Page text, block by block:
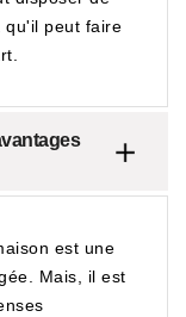
qu'il peut faire
est une
Mais, il est